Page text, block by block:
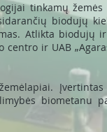
tinkamų
biodujų
Atlikta biodujų
ir UAB
biometanu